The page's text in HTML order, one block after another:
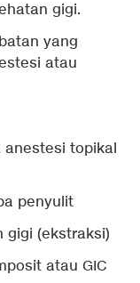
gigi.
yang
atau
anestesi topikal
penyulit
gigi (ekstraksi)
atau GIC